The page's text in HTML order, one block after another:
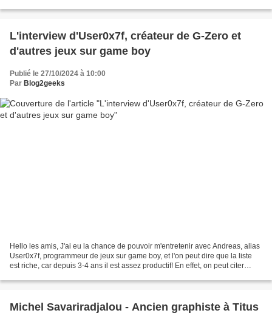
L'interview d'User0x7f, créateur de G-Zero et
d'autres jeux sur game boy
Publié le 27/10/2024 à 10:00
Par Blog2geeks
Hello les amis, J'ai eu la chance de pouvoir m'entretenir avec Andreas, alias
User0x7f, programmeur de jeux sur game boy, et l'on peut dire que la liste
est riche, car depuis 3-4 ans il est assez productif! En effet, on peut citer
Michel Savariradjalou - Ancien graphiste à Titus